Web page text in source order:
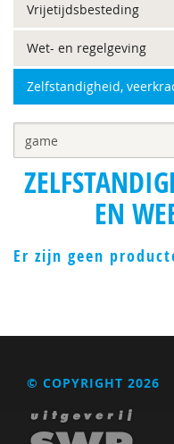
Vrijetijdsbesteding
Wet- en regelgeving
Zelfstandigheid,
EN
Er zijn geen
© COPYRIGHT 2026